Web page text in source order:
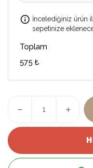
İncelediğiniz ürün
sepetinize
Toplam
575 ₺